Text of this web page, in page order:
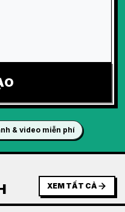
& video miễn phí
XEM TẤT CẢ